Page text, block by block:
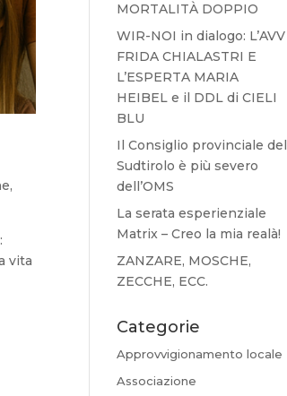
,
vita
MORTALITÀ DOPPIO
WIR-NOI in dialogo: L’AVV
FRIDA CHIALASTRI E
L’ESPERTA MARIA
HEIBEL e il DDL di CIELI
BLU
Il Consiglio provinciale del
Sudtirolo è più severo
dell’OMS
La serata esperienziale
Matrix – Creo la mia realà!
ZANZARE, MOSCHE,
ZECCHE, ECC.
Categorie
Approvvigionamento locale
Associazione